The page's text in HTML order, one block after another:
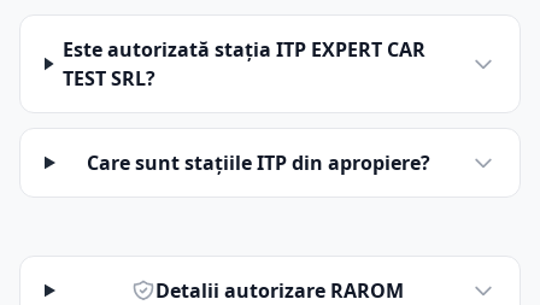
Este autorizată stația ITP EXPERT CAR
TEST SRL?
Care sunt stațiile ITP din apropiere?
Detalii autorizare RAROM